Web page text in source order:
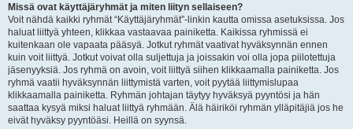
Missä ovat käyttäjäryhmät ja miten liityn sellaiseen?
Voit nähdä kaikki ryhmät “Käyttäjäryhmät”-linkin kautta omissa asetuksissa. Jos
haluat liittyä yhteen, klikkaa vastaavaa painiketta. Kaikissa ryhmissä ei
kuitenkaan ole vapaata pääsyä. Jotkut ryhmät vaativat hyväksynnän ennen
kuin voit liittyä. Jotkut voivat olla suljettuja ja joissakin voi olla jopa piilotettuja
jäsenyyksiä. Jos ryhmä on avoin, voit liittyä siihen klikkaamalla painiketta. Jos
ryhmä vaatii hyväksynnän liittymistä varten, voit pyytää liittymislupaa
klikkaamalla painiketta. Ryhmän johtajan täytyy hyväksyä pyyntösi ja hän
saattaa kysyä miksi haluat liittyä ryhmään. Älä häiriköi ryhmän ylläpitäjiä jos he
eivät hyväksy pyyntöäsi. Heillä on syynsä.